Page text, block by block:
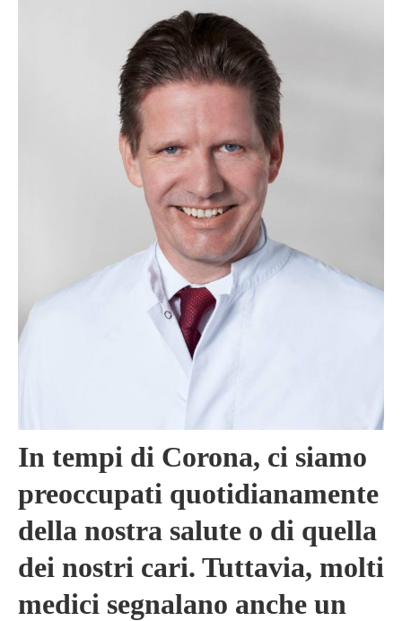
In tempi di Corona, ci siamo
preoccupati quotidianamente
della nostra salute o di quella
dei nostri cari. Tuttavia, molti
medici segnalano anche un